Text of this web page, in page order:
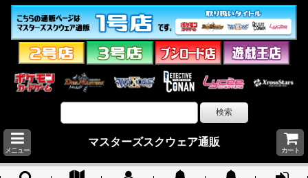
メニュー
マスターズスクウェア通販
カート